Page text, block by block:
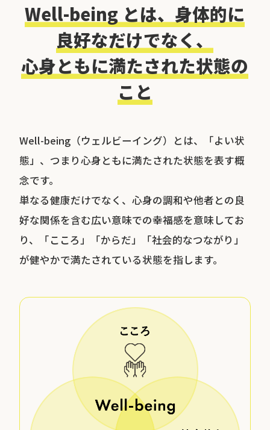
Well-being とは、⾝体的に
良好なだけでなく、
⼼⾝ともに満たされた状態の
こと
Well-being（ウェルビーイング）とは、「よい状
態」、つまり心身ともに満たされた状態を表す概
念です。
単なる健康だけでなく、心身の調和や他者との良
好な関係を含む広い意味での幸福感を意味してお
り、「こころ」「からだ」「社会的なつながり」
が健やかで満たされている状態を指します。